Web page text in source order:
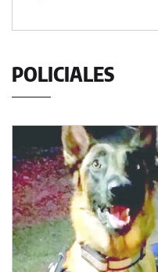
POLICIALES